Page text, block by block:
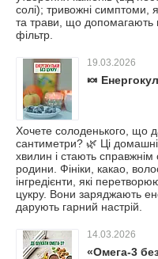
солі); тривожні симптоми,
та трави, що
фільтр.
19.03.2026
🍬
Хочете солоденького, що
сантиметри? 🌿 Ці
хвилин і стають
родини. Фініки, какао,
інгредієнти, які
цукру. Вони заряджають
дарують гарний настрій.
14.03.2026
«Омега‑3